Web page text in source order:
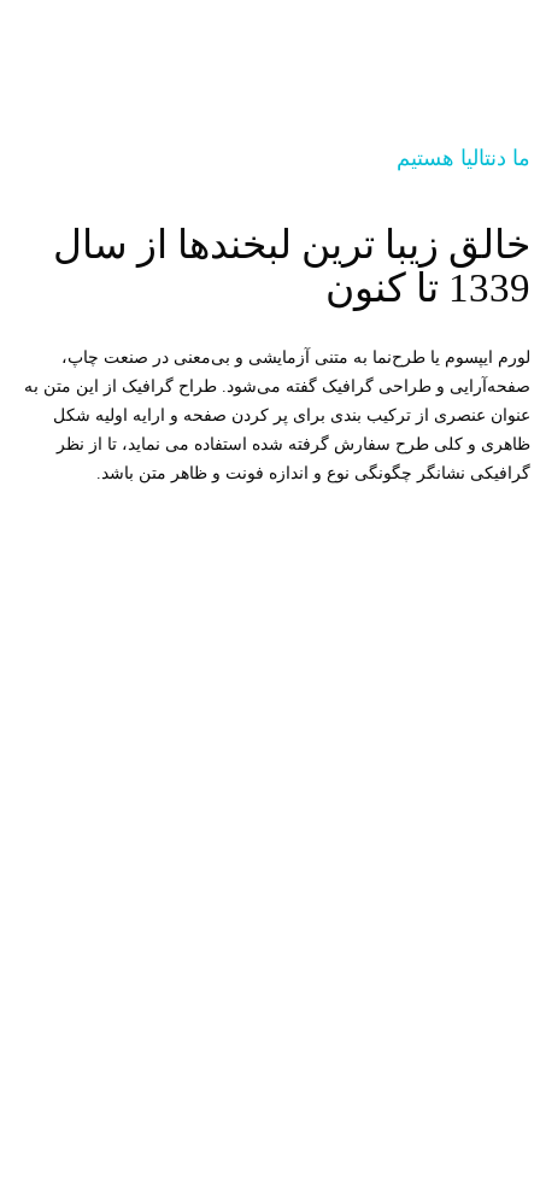
ما دنتالیا هستیم
خالق زیبا ترین لبخندها از سال
1339 تا کنون
لورم ایپسوم یا طرح‌نما به متنی آزمایشی و بی‌معنی در صنعت چاپ،
صفحه‌آرایی و طراحی گرافیک گفته می‌شود. طراح گرافیک از این متن به
عنوان عنصری از ترکیب بندی برای پر کردن صفحه و ارایه اولیه شکل
ظاهری و کلی طرح سفارش گرفته شده استفاده می نماید، تا از نظر
گرافیکی نشانگر چگونگی نوع و اندازه فونت و ظاهر متن باشد.